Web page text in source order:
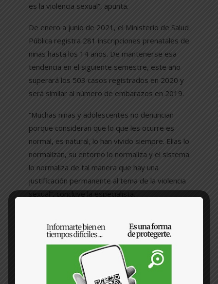
es la violencia sexual”, apunta.
De enero a junio de 2021, el Ministerio de Salud
Pública registra 281 inscripciones prenatales de
niñas hasta los 14 años. De mantenerse esa
tendencia en el siguiente semestre, este año
superará los 503 casos registrados en 2020 y
será similar al número de embarazos en 2019.
“Muchas niñas y adolescentes no denuncian
porque consideran que lo que les ocurre es
normal, es natural, lo han vivido siempre. Ellas lo
normalizan, su entorno lo normaliza y el sistema
lo normaliza de tal manera que hay una
justificación permanente al tema de la violencia
sexual”, concluye la especialista.
#DERECHOSHUMANOS #JUSTICIA
#MENORES #VIOLENCIASICOLÓGICA